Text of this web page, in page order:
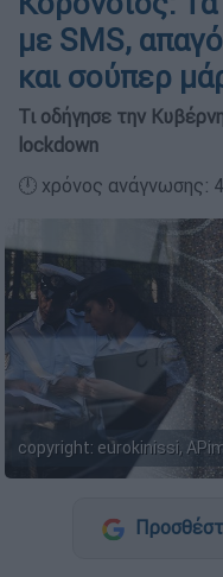
με SMS,
και σούπερ
Τι οδήγησε την
lockdown
🕛 χρόνος ανάγνωσης:
copyright: eurokinissi,